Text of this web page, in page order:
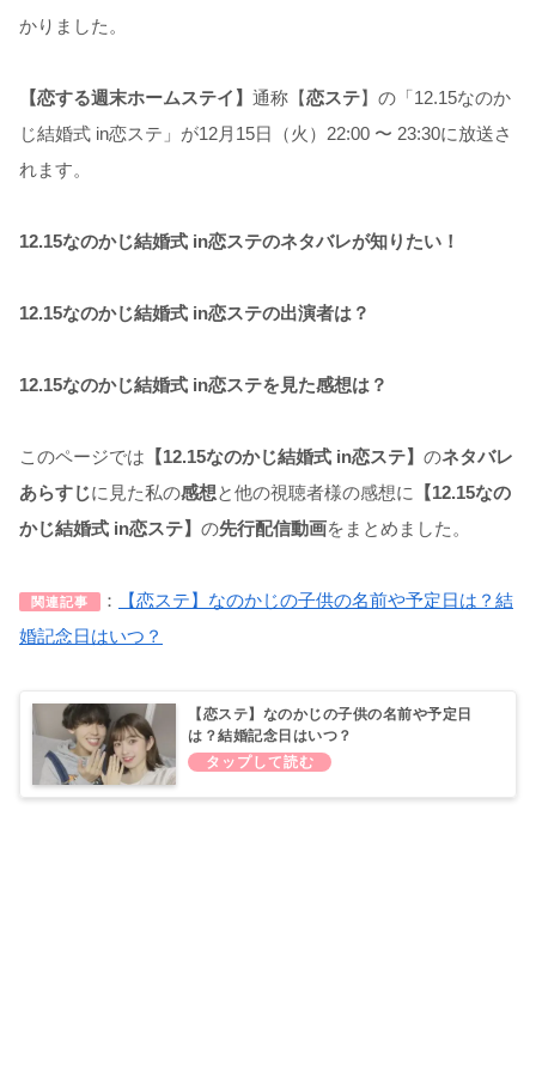
かりました。
【恋する週末ホームステイ】 通称【恋ステ】の「12.15なのか
じ結婚式 in恋ステ」が12月15日（火）22:00 〜 23:30に放送さ
れます。
12.15なのかじ結婚式 in恋ステのネタバレが知りたい！
12.15なのかじ結婚式 in恋ステの出演者は？
12.15なのかじ結婚式 in恋ステを見た感想は？
このページでは 【12.15なのかじ結婚式 in恋ステ】 のネタバレ
あらすじに見た私の感想と他の視聴者様の感想に
【12.15なの
かじ結婚式 in恋ステ】 の先行配信動画をまとめました。
関連記事 ：
【恋ステ】なのかじの子供の名前や予定日は？結
婚記念日はいつ？
【恋ステ】なのかじの子供の名前や予定日
は？結婚記念日はいつ？